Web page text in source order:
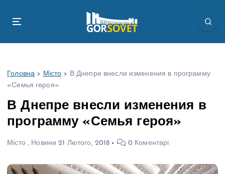
Головна > Місто > В Днепре внесли изменения в программу
«Семья героя»
В Днепре внесли изменения в
программу «Семья героя»
Місто, Новини 21 Лютого, 2018 0 Коментарі